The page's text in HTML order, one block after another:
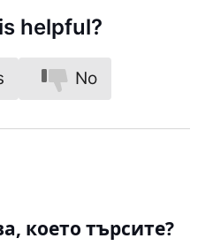
helpful?
No
което търсите?